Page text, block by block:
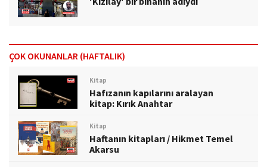
ÇOK OKUNANLAR (HAFTALIK)
Kitap
Hafızanın kapılarını aralayan
kitap: Kırık Anahtar
Kitap
Haftanın kitapları / Hikmet Temel
Akarsu